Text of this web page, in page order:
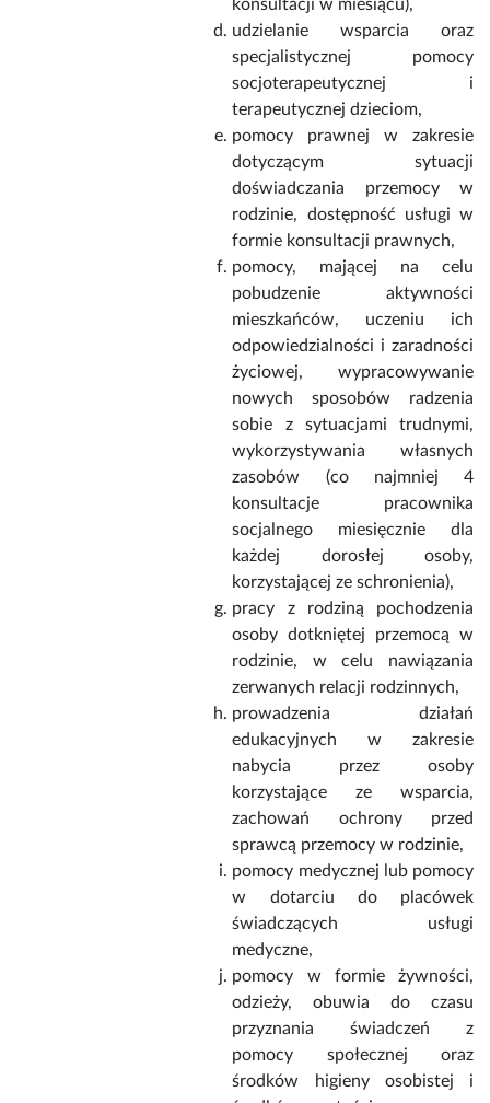
konsultacji w miesiącu),
udzielanie wsparcia oraz
specjalistycznej pomocy
socjoterapeutycznej i
terapeutycznej dzieciom,
pomocy prawnej w zakresie
dotyczącym sytuacji
doświadczania przemocy w
rodzinie, dostępność usługi w
formie konsultacji prawnych,
pomocy, mającej na celu
pobudzenie aktywności
mieszkańców, uczeniu ich
odpowiedzialności i zaradności
życiowej, wypracowywanie
nowych sposobów radzenia
sobie z sytuacjami trudnymi,
wykorzystywania własnych
zasobów (co najmniej 4
konsultacje pracownika
socjalnego miesięcznie dla
każdej dorosłej osoby,
korzystającej ze schronienia),
pracy z rodziną pochodzenia
osoby dotkniętej przemocą w
rodzinie, w celu nawiązania
zerwanych relacji rodzinnych,
prowadzenia działań
edukacyjnych w zakresie
nabycia przez osoby
korzystające ze wsparcia,
zachowań ochrony przed
sprawcą przemocy w rodzinie,
pomocy medycznej lub pomocy
w dotarciu do placówek
świadczących usługi
medyczne,
pomocy w formie żywności,
odzieży, obuwia do czasu
przyznania świadczeń z
pomocy społecznej oraz
środków higieny osobistej i